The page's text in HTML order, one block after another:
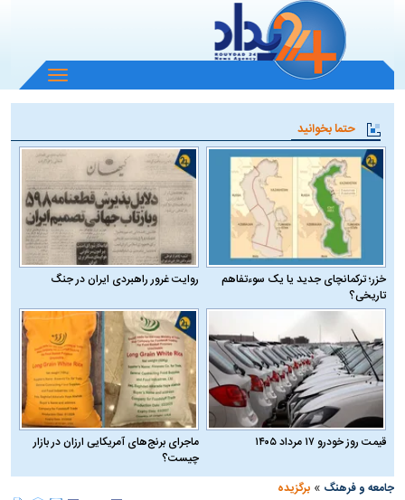
باز
و
منو
حتما بخوانید
خزر؛ ترکمانچای جدید یا یک سوءتفاهم
تاریخی؟
روایت غرور راهبردی ایران در جنگ
قیمت روز خودرو ۱۷ مرداد ۱۴۰۵
ماجرای برنج‌های آمریکایی ارزان در بازار
چیست؟
جامعه و فرهنگ »برگزیده